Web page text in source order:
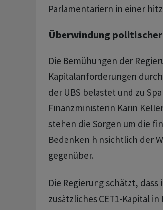
Parlamentariern in einer
Überwindung
Die Bemühungen der
Kapitalanforderungen
der UBS belastet und zu
Finanzministerin Karin
stehen die Sorgen um die
Bedenken hinsichtlich der
gegenüber.
Die Regierung schätzt,
zusätzliches CET1-Kapital